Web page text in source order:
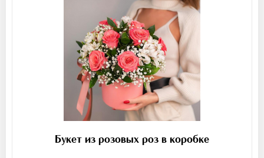
Букет из розовых роз в коробке